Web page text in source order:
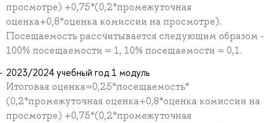
просмотре) +0,75*(0,2*промежуточная
оценка+0,8*оценка комиссии на просмотре).
Посещаемость рассчитывается следующим образом -
100% посещаемости = 1, 10% посещаемости = 0,1.
2023/2024 учебный год 1 модуль
Итоговая оценка=0,25*посещаемость*
(0,2*промежуточная оценка+0,8*оценка комиссии на
просмотре) +0,75*(0,2*промежуточная